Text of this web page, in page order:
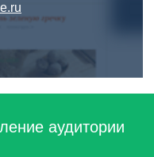
аудитории